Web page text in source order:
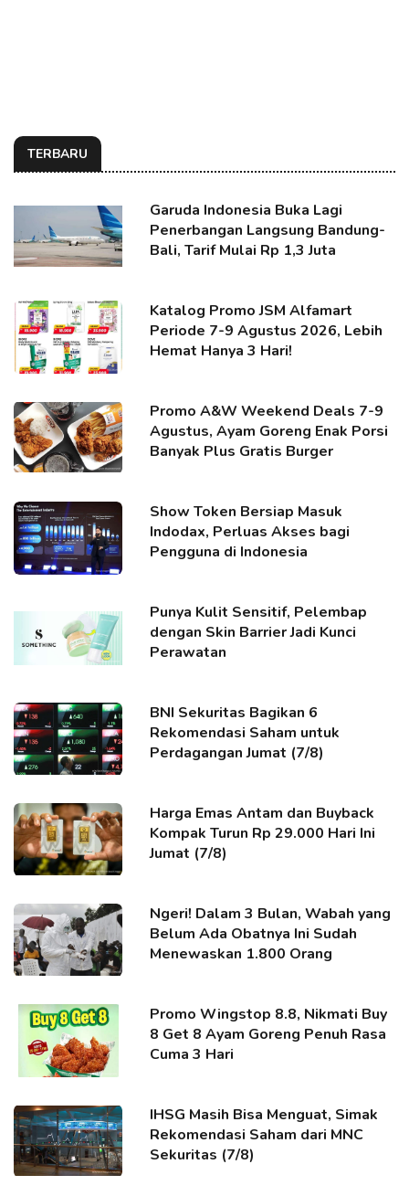
TERBARU
Garuda Indonesia Buka Lagi
Penerbangan Langsung Bandung-
Bali, Tarif Mulai Rp 1,3 Juta
Katalog Promo JSM Alfamart
Periode 7-9 Agustus 2026, Lebih
Hemat Hanya 3 Hari!
Promo A&W Weekend Deals 7-9
Agustus, Ayam Goreng Enak Porsi
Banyak Plus Gratis Burger
Show Token Bersiap Masuk
Indodax, Perluas Akses bagi
Pengguna di Indonesia
Punya Kulit Sensitif, Pelembap
dengan Skin Barrier Jadi Kunci
Perawatan
BNI Sekuritas Bagikan 6
Rekomendasi Saham untuk
Perdagangan Jumat (7/8)
Harga Emas Antam dan Buyback
Kompak Turun Rp 29.000 Hari Ini
Jumat (7/8)
Ngeri! Dalam 3 Bulan, Wabah yang
Belum Ada Obatnya Ini Sudah
Menewaskan 1.800 Orang
Promo Wingstop 8.8, Nikmati Buy
8 Get 8 Ayam Goreng Penuh Rasa
Cuma 3 Hari
IHSG Masih Bisa Menguat, Simak
Rekomendasi Saham dari MNC
Sekuritas (7/8)